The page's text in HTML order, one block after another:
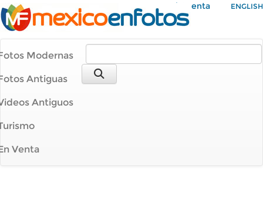
Mi Cuenta ENGLISH
Modernas
Antiguas
Antiguos
Venta